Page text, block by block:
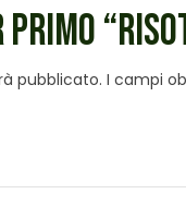
pubblicato. I campi